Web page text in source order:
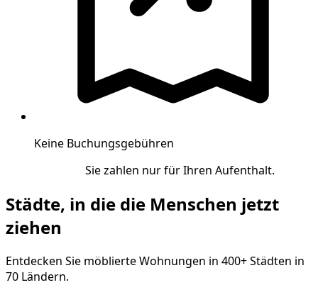
Keine Buchungsgebühren
Sie zahlen nur für Ihren Aufenthalt.
Städte, in die die Menschen jetzt
ziehen
Entdecken Sie möblierte Wohnungen in 400+ Städten in
70 Ländern.